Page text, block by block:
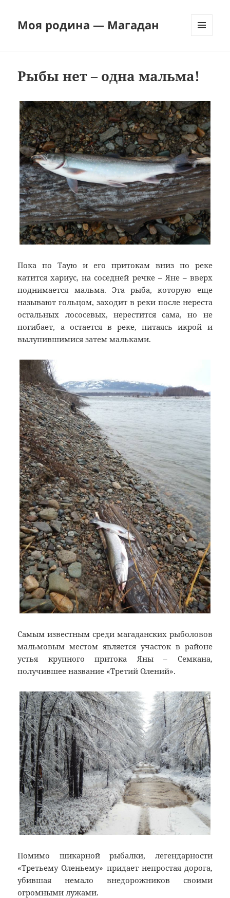
Моя родина — Магадан
Рыбы нет – одна мальма!
Пока по Таую и его притокам вниз по реке
катится хариус, на соседней речке – Яне – вверх
поднимается мальма. Эта рыба, которую еще
называют гольцом, заходит в реки после нереста
остальных лососевых, нерестится сама, но не
погибает, а остается в реке, питаясь икрой и
вылупившимися затем мальками.
Самым известным среди магаданских рыболовов
мальмовым местом является участок в районе
устья крупного притока Яны – Семкана,
получившее название «Третий Олений».
Помимо шикарной рыбалки, легендарности
«Третьему Оленьему» придает непростая дорога,
убившая немало внедорожников своими
огромными лужами.